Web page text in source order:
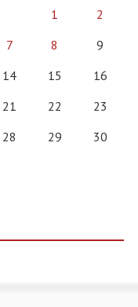
1
2
7 8
9
14 15
16
21 22
23
28 29
30